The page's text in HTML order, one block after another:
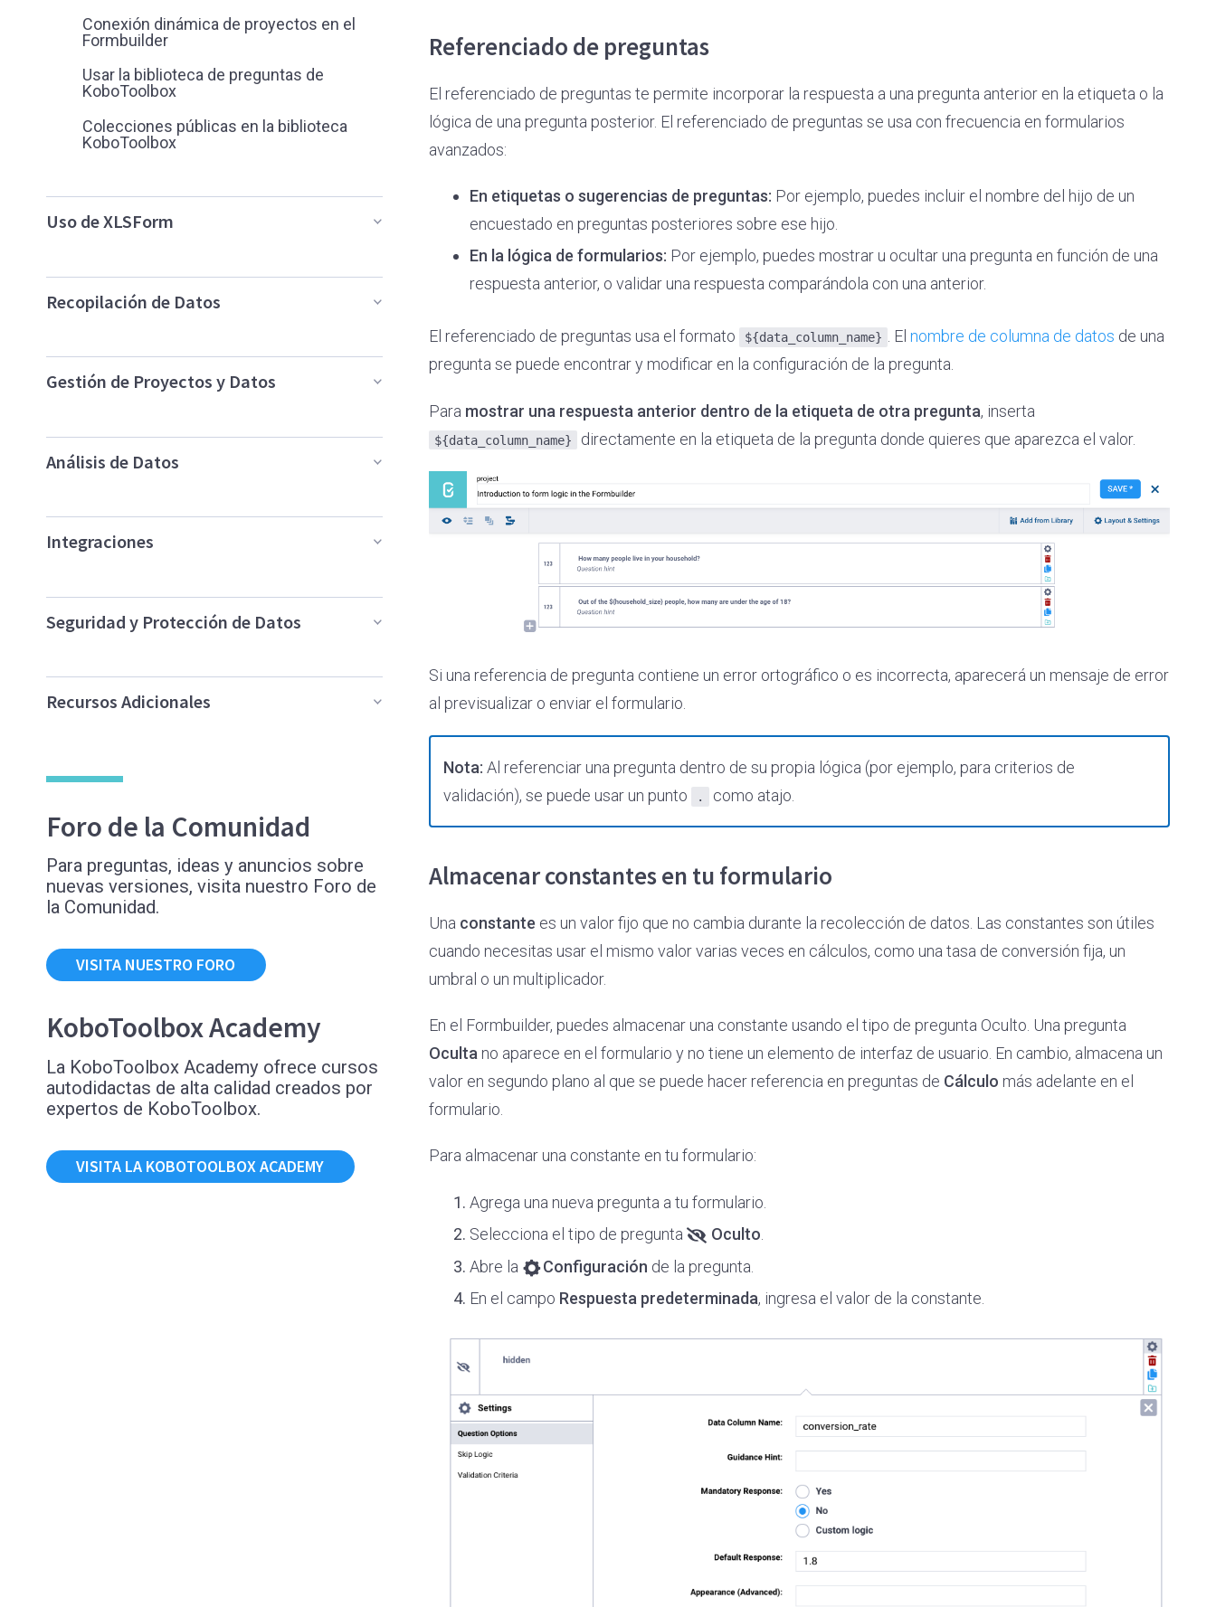
Referenciado de preguntas
El referenciado de preguntas te permite incorporar la respuesta a una pregunta anterior en la etiqueta o la
lógica de una pregunta posterior. El referenciado de preguntas se usa con frecuencia en formularios
avanzados:
En etiquetas o sugerencias de preguntas: Por ejemplo, puedes incluir el nombre del hijo de un
encuestado en preguntas posteriores sobre ese hijo.
En la lógica de formularios: Por ejemplo, puedes mostrar u ocultar una pregunta en función de una
respuesta anterior, o validar una respuesta comparándola con una anterior.
El referenciado de preguntas usa el formato ${data_column_name} . El nombre de columna de datos de una
pregunta se puede encontrar y modificar en la configuración de la pregunta.
Para mostrar una respuesta anterior dentro de la etiqueta de otra pregunta, inserta
${data_column_name} directamente en la etiqueta de la pregunta donde quieres que aparezca el valor.
Si una referencia de pregunta contiene un error ortográfico o es incorrecta, aparecerá un mensaje de error
al previsualizar o enviar el formulario.
Nota: Al referenciar una pregunta dentro de su propia lógica (por ejemplo, para criterios de
validación), se puede usar un punto
. como atajo.
Almacenar constantes en tu formulario
Una constante es un valor fijo que no cambia durante la recolección de datos. Las constantes son útiles
cuando necesitas usar el mismo valor varias veces en cálculos, como una tasa de conversión fija, un
umbral o un multiplicador.
En el Formbuilder, puedes almacenar una constante usando el tipo de pregunta Oculto. Una pregunta
Oculta no aparece en el formulario y no tiene un elemento de interfaz de usuario. En cambio, almacena un
valor en segundo plano al que se puede hacer referencia en preguntas de Cálculo más adelante en el
formulario.
Para almacenar una constante en tu formulario:
Agrega una nueva pregunta a tu formulario.
Selecciona el tipo de pregunta
Oculto
Abre la
Configuración de la pregunta.
En el campo Respuesta predeterminada, ingresa el valor de la constante.
Conexión dinámica de proyectos en el
Formbuilder
Usar la biblioteca de preguntas de
KoboToolbox
Colecciones públicas en la biblioteca
KoboToolbox
Uso de XLSForm
Recopilación de Datos
Gestión de Proyectos y Datos
Análisis de Datos
Integraciones
Seguridad y Protección de Datos
Recursos Adicionales
Foro de la Comunidad
Para preguntas, ideas y anuncios sobre
nuevas versiones, visita nuestro Foro de
la Comunidad.
VISITA NUESTRO FORO
KoboToolbox Academy
La KoboToolbox Academy ofrece cursos
autodidactas de alta calidad creados por
expertos de KoboToolbox.
VISITA LA KOBOTOOLBOX ACADEMY